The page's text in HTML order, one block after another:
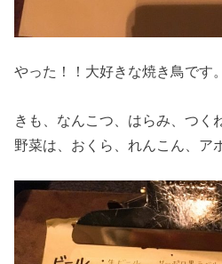
やった！！大好きな焼き鳥です。
きも、なんこつ、はらみ、つく
野菜は、おくら、れんこん、ア